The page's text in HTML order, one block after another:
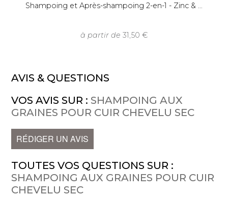
Shampoing et Après-shampoing 2-en-1 - Zinc &
à partir de 31,50
AVIS & QUESTIONS
VOS AVIS SUR : SHAMPOING AUX
GRAINES POUR CUIR CHEVELU SEC
RÉDIGER UN AVIS
TOUTES VOS QUESTIONS SUR :
SHAMPOING AUX GRAINES POUR CUIR
CHEVELU SEC